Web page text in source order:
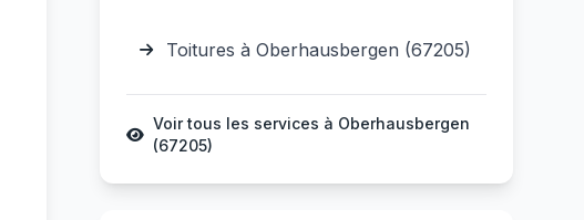
Toitures à Oberhausbergen (67205)
Voir tous les services à Oberhausbergen
(67205)